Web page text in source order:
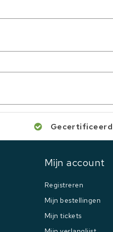
Gecertificeerd
Mijn account
Registreren
Mijn bestellingen
Mijn tickets